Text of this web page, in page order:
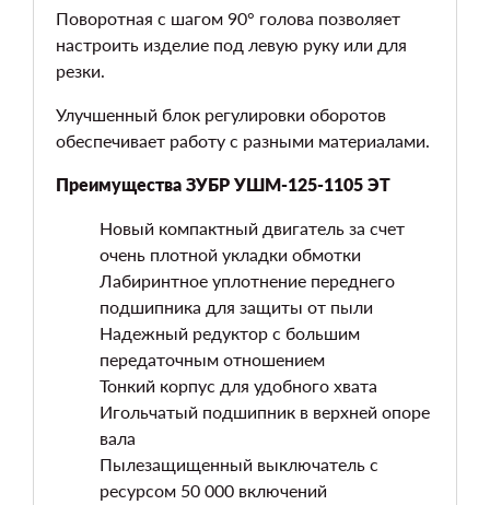
Поворотная с шагом 90° голова позволяет
настроить изделие под левую руку или для
резки.
Улучшенный блок регулировки оборотов
обеспечивает работу с разными материалами.
Преимущества ЗУБР УШМ-125-1105 ЭТ
Новый компактный двигатель за счет
очень плотной укладки обмотки
Лабиринтное уплотнение переднего
подшипника для защиты от пыли
Надежный редуктор с большим
передаточным отношением
Тонкий корпус для удобного хвата
Игольчатый подшипник в верхней опоре
вала
Пылезащищенный выключатель с
ресурсом 50 000 включений